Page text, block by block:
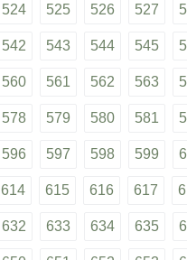
524 525 526 527
542 543 544 545
560 561 562 563
578 579 580 581
596 597 598 599
614 615 616 617
632 633 634 635